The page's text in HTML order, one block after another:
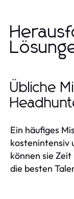
Übliche
Ein häufiges
kostenintensiv
können sie
die besten